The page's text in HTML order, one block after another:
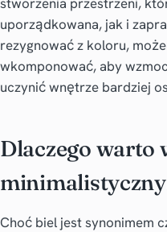
uporządkowana, jak i
rezygnować z koloru,
wkomponować, aby
uczynić wnętrze bardziej
Dlaczego warto
Choć biel jest synonimem